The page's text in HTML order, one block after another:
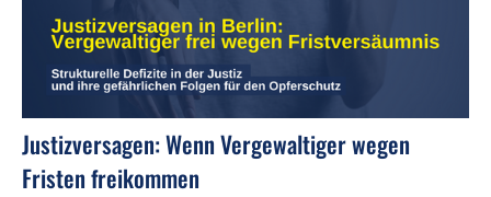
Justizversagen: Wenn Vergewaltiger wegen
Fristen freikommen